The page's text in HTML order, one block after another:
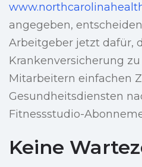
angegeben,
Arbeitgeber jetzt dafür,
Krankenversicherung
Mitarbeitern einfachen
Gesundheitsdiensten
Fitnessstudio-
Keine